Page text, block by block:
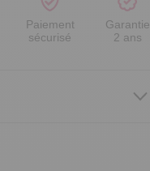
Paiement
sécurisé
Garantie
2 ans